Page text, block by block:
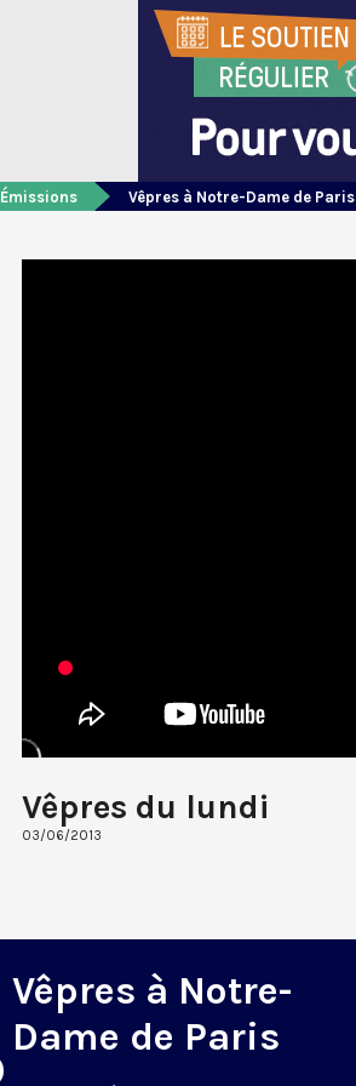
Émissions Vêpres à Notre-Dame de Paris
Vêpres du lundi
03/06/2013
Vêpres à Notre-
Dame de Paris